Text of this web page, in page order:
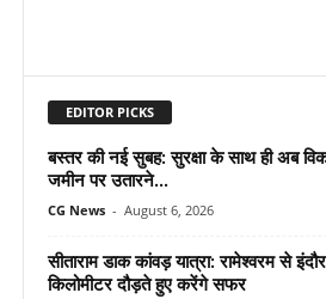
EDITOR PICKS
बस्तर की नई सुबह: सुरक्षा के साथ ही अब
जमीन पर उतारने...
CG News - August 6, 2026
सीताराम डाक कांवड़ यात्रा: रामेश्वरम से
किलोमीटर दौड़ते हुए करेंगे सफर